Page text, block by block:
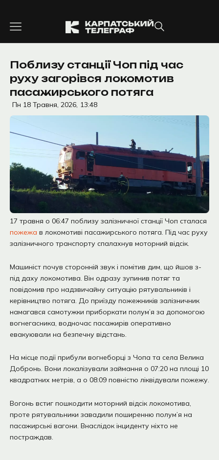
вмісту
Поблизу станції Чоп під час
руху загорівся локомотив
пасажирського потяга
Пн 18 Травня, 2026, 13:48
17 травня о 06:47 поблизу залізничної станції Чоп сталася
пожежа в локомотиві пасажирського потяга. Під час руху
залізничного транспорту спалахнув моторний відсік.
Машиніст почув сторонній звук і помітив дим, що йшов з-
під даху локомотива. Він одразу зупинив потяг та
повідомив про надзвичайну ситуацію рятувальників і
керівництво потяга. До приїзду пожежників залізничник
намагався самотужки приборкати полум’я за допомогою
вогнегасника, водночас пасажирів оперативно
евакуювали на безпечну відстань.
На місце події прибули вогнеборці з Чопа та села Велика
Добронь. Вони локалізували займання о 07:20 на площі 10
квадратних метрів, а о 08:09 повністю ліквідували пожежу.
Вогонь встиг пошкодити моторний відсік локомотива,
проте рятувальники завадили поширенню полум’я на
пасажирські вагони. Внаслідок інциденту ніхто не
постраждав.